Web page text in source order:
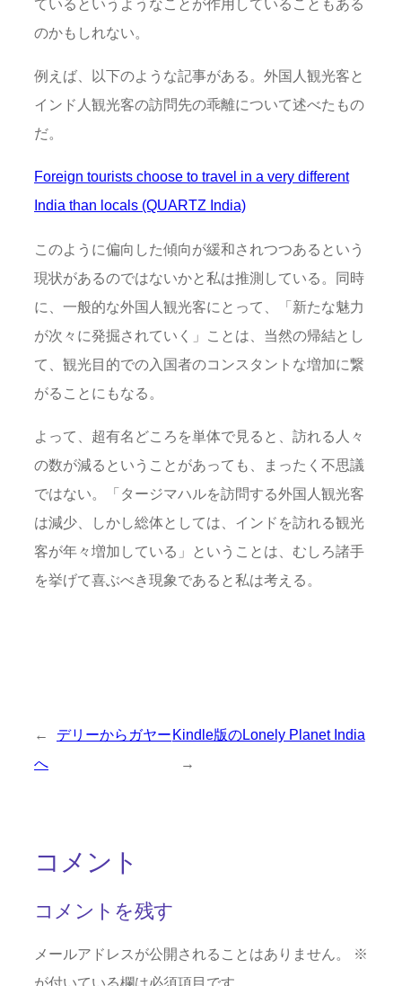
ているというようなことが作用していることもある
のかもしれない。
例えば、以下のような記事がある。外国人観光客と
インド人観光客の訪問先の乖離について述べたもの
だ。
Foreign tourists choose to travel in a very different
India than locals (QUARTZ India)
このように偏向した傾向が緩和されつつあるという
現状があるのではないかと私は推測している。同時
に、一般的な外国人観光客にとって、「新たな魅力
が次々に発掘されていく」ことは、当然の帰結とし
て、観光目的での入国者のコンスタントな増加に繋
がることにもなる。
よって、超有名どころを単体で見ると、訪れる人々
の数が減るということがあっても、まったく不思議
ではない。「タージマハルを訪問する外国人観光客
は減少、しかし総体としては、インドを訪れる観光
客が年々増加している」ということは、むしろ諸手
を挙げて喜ぶべき現象であると私は考える。
←
デリーからガヤー
へ
Kindle版のLonely Planet India
→
コメント
コメントを残す
メールアドレスが公開されることはありません。
※
が付いている欄は必須項目です